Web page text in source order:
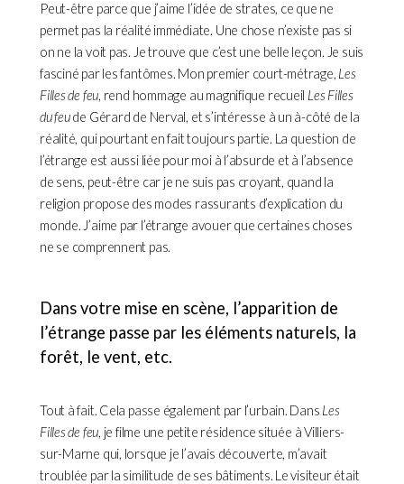
Peut-être parce que j’aime l’idée de strates, ce que ne
permet pas la réalité immédiate. Une chose n’existe pas si
on ne la voit pas. Je trouve que c’est une belle leçon. Je suis
fasciné par les fantômes. Mon premier court-métrage, Les
Filles de feu, rend hommage au magnifique recueil Les Filles
du feude Gérard de Nerval, et s’intéresse à un à-côté de la
réalité, qui pourtant en fait toujours partie. La question de
l’étrange est aussi liée pour moi à l’absurde et à l’absence
de sens, peut-être car je ne suis pas croyant, quand la
religion propose des modes rassurants d’explication du
monde. J’aime par l’étrange avouer que certaines choses
ne se comprennent pas.
Dans votre mise en scène, l’apparition de
l’étrange passe par les éléments naturels, la
forêt, le vent, etc.
Tout à fait. Cela passe également par l’urbain. Dans Les
Filles de feu, je filme une petite résidence située à Villiers-
sur-Marne qui, lorsque je l’avais découverte, m’avait
troublée par la similitude de ses bâtiments. Le visiteur était